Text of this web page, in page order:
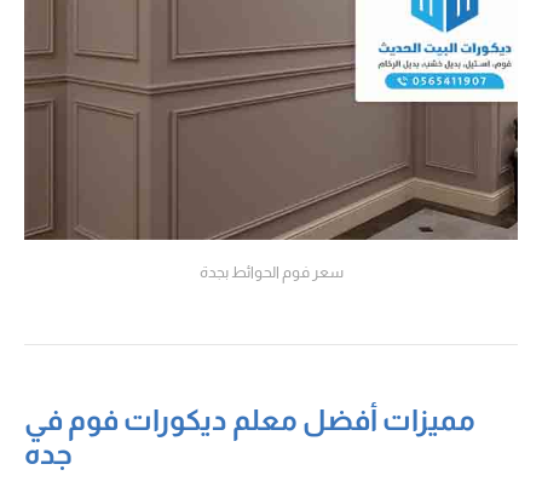
سعر فوم الحوائط بجدة
مميزات أفضل معلم ديكورات فوم في
جده